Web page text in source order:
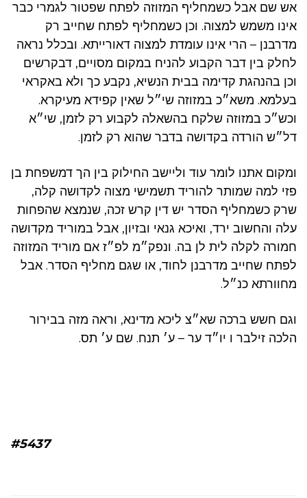
אש שם אבל כשמחליף המזוזה לפתח שפטור לגמרי כבר
אינו משמש למצוה. וכן כשמחליף לפתח שחייב רק
מדרבנן – הרי אינו עומדת למצוה דאורייתא. ובכלל נראה
לחלק בין דבר הקבוע להניח במקום מסויים, דבקרשים
וכן בהנהגת קדימה בבית הנשיא, נקבע כך ולא באקראי
בעלמא. משא״כ במזוזה שי״ל שאין קפידא מעיקרא.
וכש״כ במזוזה שלקח בהשאלה לקבוע רק לזמן, שי״א
דל״ש הורדה בקדושה בדבר שהוא רק לזמן.
ומקום אתנו לומר עוד וליישב החילוק בין הך דמשפחת בן
פזי למה שמותר להוריד תשמישי מצוה לקדושה קלה,
שרק כשמחליף הסדר יש דין קרש זכה, שנמצא שהפחות
עלה והחשוב ירד, ואיכא גנאי ובזיון, אבל במוריד מקדושה
חמורה לקלה לית לן בה. ונפק״מ לפ״ז אם מוריד המזוזה
לפתח שחייב מדרבנן לחוד, או שגם מחליף הסדר. אבל
מחוורתא כנ״ל.
וגם חשש ברכה שא״צ ליכא מדינא, וראה מזה בבירור
הלכה זילבר ו יו״ד ער – ע׳ תנח. שם ע׳ תס.
#5437